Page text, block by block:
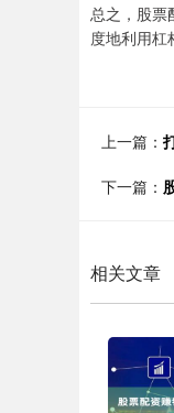
总之，股票
度地利用杠
上一篇：
下一篇：
相关文章